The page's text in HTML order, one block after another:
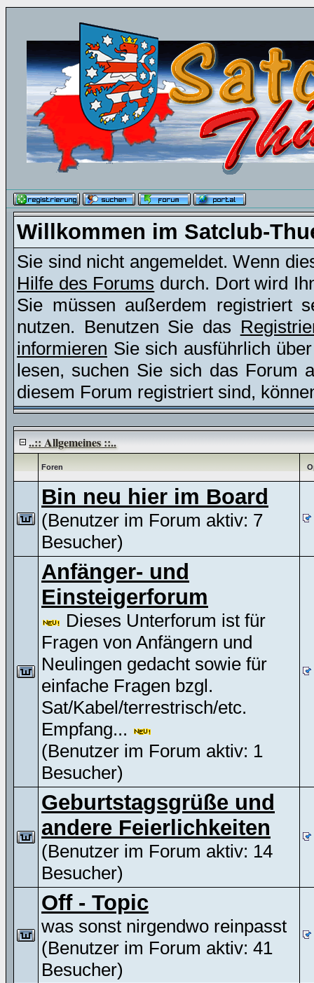
Willkommen im Satclub-
Sie sind nicht angemeldet. Wenn
Hilfe des Forums durch. Dort wird
Sie müssen außerdem registriert
nutzen. Benutzen Sie das
informieren Sie sich ausführlich
lesen, suchen Sie sich das Forum
diesem Forum registriert sind,
..:: Allgemeines ::..
Foren
Bin neu hier im Board
(Benutzer im Forum aktiv: 7
Besucher)
Anfänger- und
Einsteigerforum
Dieses Unterforum ist für
Fragen von Anfängern und
Neulingen gedacht sowie für
einfache Fragen bzgl.
Sat/Kabel/terrestrisch/etc.
Empfang...
(Benutzer im Forum aktiv: 1
Besucher)
Geburtstagsgrüße und
andere Feierlichkeiten
(Benutzer im Forum aktiv: 14
Besucher)
Off - Topic
was sonst nirgendwo reinpasst
(Benutzer im Forum aktiv: 41
Besucher)